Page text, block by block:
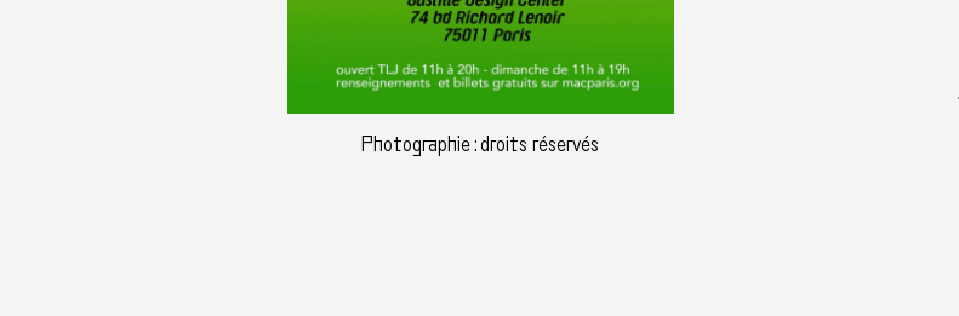
Photographie : droits réservés